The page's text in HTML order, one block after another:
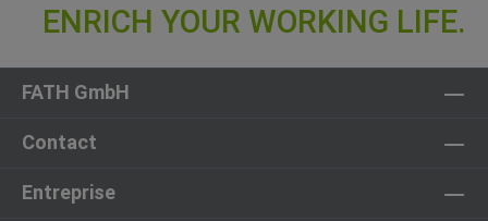
FATH GmbH
Contact
Entreprise